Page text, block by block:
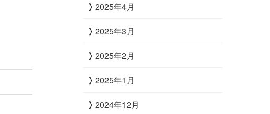
2025年4月
2025年3月
2025年2月
2025年1月
2024年12月